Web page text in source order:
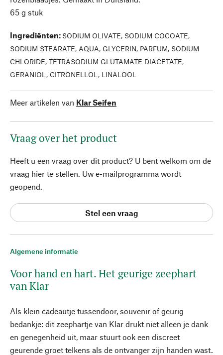
Algemene informatie
Voor hand en hart. Het geurige zeephart
van Klar
Als klein cadeautje tussendoor, souvenir of geurig
bedankje: dit zeephartje van Klar drukt niet alleen je dank
en genegenheid uit, maar stuurt ook een discreet
geurende groet telkens als de ontvanger zijn handen wast.
65 g stuk
Ingrediënten: SODIUM OLIVATE, SODIUM COCOATE,
SODIUM STEARATE, AQUA, GLYCERIN, PARFUM, SODIUM
CHLORIDE, TETRASODIUM GLUTAMATE DIACETATE,
GERANIOL, CITRONELLOL, LINALOOL
Meer artikelen van Klar Seifen
Vraag over het product
Heeft u een vraag over dit product? U bent welkom om de
vraag hier te stellen. Uw e-mailprogramma wordt
geopend.
Stel een vraag